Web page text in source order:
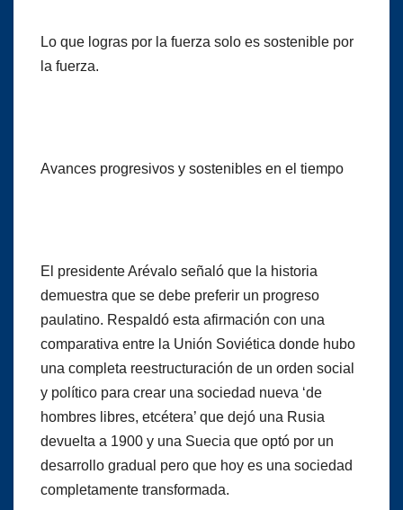
Lo que logras por la fuerza solo es sostenible por
la fuerza.
Avances progresivos y sostenibles en el tiempo
El presidente Arévalo señaló que la historia
demuestra que se debe preferir un progreso
paulatino. Respaldó esta afirmación con una
comparativa entre la Unión Soviética donde hubo
una completa reestructuración de un orden social
y político para crear una sociedad nueva ‘de
hombres libres, etcétera’ que dejó una Rusia
devuelta a 1900 y una Suecia que optó por un
desarrollo gradual pero que hoy es una sociedad
completamente transformada.